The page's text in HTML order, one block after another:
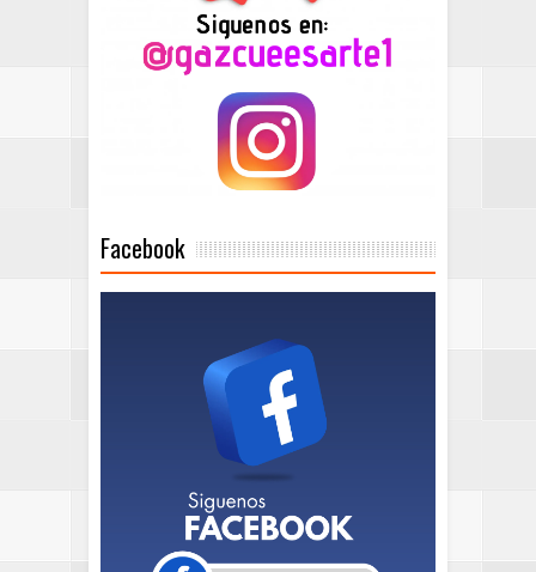
Facebook